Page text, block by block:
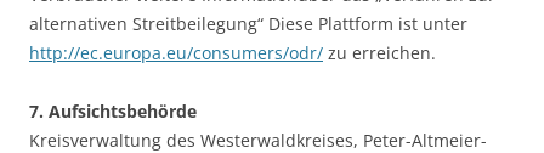
alternativen Streitbeilegung“ Diese Plattform ist unter
http://ec.europa.eu/consumers/odr/ zu erreichen.
7. Aufsichtsbehörde
Kreisverwaltung des Westerwaldkreises, Peter-Altmeier-